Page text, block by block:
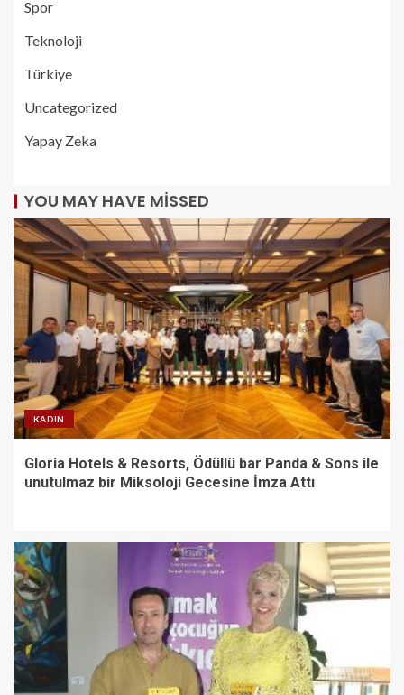
Spor
Teknoloji
Türkiye
Uncategorized
Yapay Zeka
YOU MAY HAVE MISSED
KADIN
Gloria Hotels & Resorts, Ödüllü bar Panda & Sons ile
unutulmaz bir Miksoloji Gecesine İmza Attı